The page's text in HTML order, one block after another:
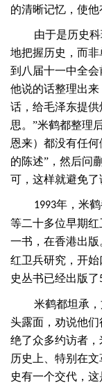
的清晰记忆，使他
由于是历史
地把握历史，而
到八届十一中全会
他说的话整理出
话，给毛泽东提
思。”米鹤都整理
恩来）都没有任
的陈述”，然后问
可，这样就避免了
1993年，米
等二十多位早期红
一书，在香港出版
红卫兵研究，开
史丛书已经出版了
米鹤都坦承
头露面，劝说他
绝了众多约访者，
历史上、特别在
史有一个交代，